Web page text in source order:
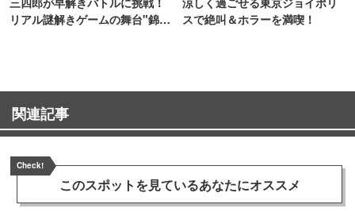
リアル謎解きゲームの舞台"錦糸
スで絶叫＆ホラーを満喫！
関連記事
Check!
このスポットを見ているあなたにオススメ